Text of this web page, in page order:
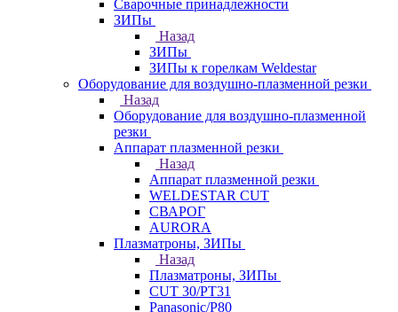
Сварочные принадлежности
ЗИПы
Назад
ЗИПы
ЗИПы к горелкам Weldestar
Оборудование для воздушно-плазменной резки
Назад
Оборудование для воздушно-плазменной
резки
Аппарат плазменной резки
Назад
Аппарат плазменной резки
WELDESTAR CUT
СВАРОГ
AURORA
Плазматроны, ЗИПы
Назад
Плазматроны, ЗИПы
CUT 30/PT31
Panasonic/P80